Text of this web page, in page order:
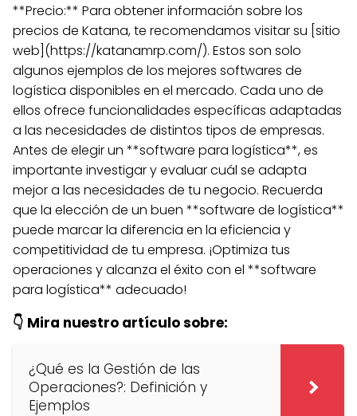
**Precio:** Para obtener información sobre los
precios de Katana, te recomendamos visitar su [sitio
web](https://katanamrp.com/). Estos son solo
algunos ejemplos de los mejores softwares de
logística disponibles en el mercado. Cada uno de
ellos ofrece funcionalidades específicas adaptadas
a las necesidades de distintos tipos de empresas.
Antes de elegir un **software para logística**, es
importante investigar y evaluar cuál se adapta
mejor a las necesidades de tu negocio. Recuerda
que la elección de un buen **software de logística**
puede marcar la diferencia en la eficiencia y
competitividad de tu empresa. ¡Optimiza tus
operaciones y alcanza el éxito con el **software
para logística** adecuado!
👇 Mira nuestro artículo sobre:
¿Qué es la Gestión de las
Operaciones?: Definición y
Ejemplos